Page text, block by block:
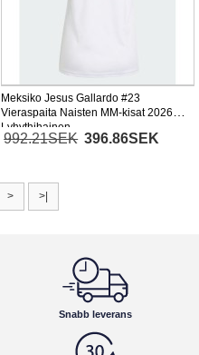
Meksiko Jesus Gallardo #23
Vieraspaita Naisten MM-kisat 2026
Lyhythihainen
992.21SEK 396.86SEK
> >|
Snabb leverans